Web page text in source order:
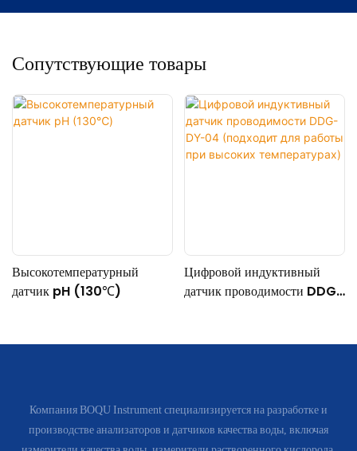
Сопутствующие товары
Высокотемпературный
датчик pH (130℃)
Цифровой индуктивный
датчик проводимости DDG-
температурах)
Компания BOQU Instrument специализируется на разработке и
производстве анализаторов и датчиков качества воды, включая